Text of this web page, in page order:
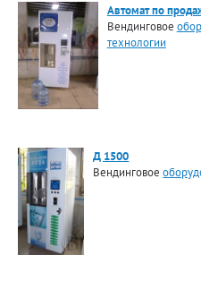
Автомат по
Вендинговое
технологии
Д 1500
Вендинговое